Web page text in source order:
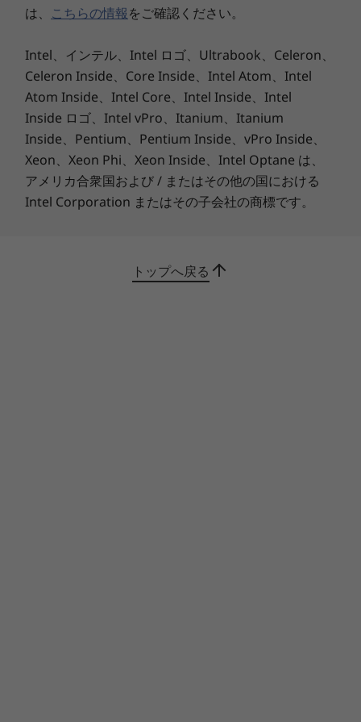
臨場感のあるサウンド
ドルビーアトモス対応の2つのスピーカーで、音
楽やゲームからビデオなど、臨場感のあるリアル
なサウンドで楽しめます。
顔認識
顔認識で簡単に速やかに画面ロックを解除できま
す。
パワーボタン、ボリュームボタン
本体カラー
アイアングレー
製品仕様書
2022年01月28日
Lenovo Tab M10 FHD Plus (ZA5T0375JP/ZA5V0360JP)
2020年6月23日
Lenovo Tab M10 FHD Plus (ZA5T0292JP/ZA5V0229JP)
は、 こちらの情報をご確認ください。
Intel、インテル、Intel ロゴ、Ultrabook、Celeron、
Celeron Inside、Core Inside、Intel Atom、Intel
Atom Inside、Intel Core、Intel Inside、Intel
Inside ロゴ、Intel vPro、Itanium、Itanium
Inside、Pentium、Pentium Inside、vPro Inside、
Xeon、Xeon Phi、Xeon Inside、Intel Optane は、
アメリカ合衆国および / またはその他の国における
Intel Corporation またはその子会社の商標です。
トップへ戻る